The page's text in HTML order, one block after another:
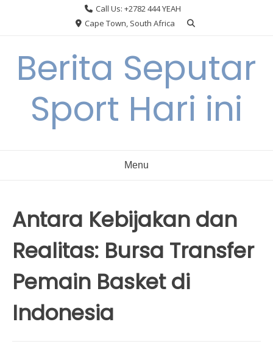
Call Us: +2782 444 YEAH
Cape Town, South Africa
Berita Seputar
Sport Hari ini
Menu
Antara Kebijakan dan
Realitas: Bursa Transfer
Pemain Basket di
Indonesia